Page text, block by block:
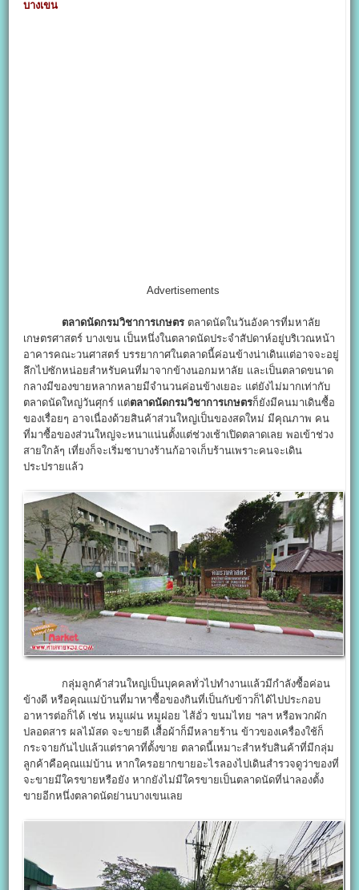
บางเขน
Advertisements
ตลาดนัดกรมวิชาการเกษตร ตลาดนัดในวันอังคารที่มหาลัย
เกษตรศาสตร์ บางเขน เป็นหนึ่งในตลาดนัดประจำสัปดาห์อยู่บริเวณหน้า
อาคารคณะวนศาสตร์ บรรยากาศในตลาดนี้ค่อนข้างน่าเดินแต่อาจจะอยู่
ลึกไปซักหน่อยสำหรับคนที่มาจากข้างนอกมหาลัย และเป็นตลาดขนาด
กลางมีของขายหลากหลายมีจำนวนค่อนข้างเยอะ แต่ยังไม่มากเท่ากับ
ตลาดนัดใหญ่วันศุกร์ แต่ตลาดนัดกรมวิชาการเกษตรก็ยังมีคนมาเดินซื้อ
ของเรื่อยๆ อาจเนื่องด้วยสินค้าส่วนใหญ่เป็นของสดใหม่ มีคุณภาพ คน
ที่มาซื้อของส่วนใหญ่จะหนาแน่นตั้งแต่ช่วงเช้าเปิดตลาดเลย พอเข้าช่วง
สายใกล้ๆ เที่ยงก็จะเริ่มซาบางร้านก้อาจเก็บร้านเพราะคนจะเดิน
ประปรายแล้ว
กลุ่มลูกค้าส่วนใหญ่เป็นบุคคลทั่วไปทำงานแล้วมีกำลังซื้อค่อน
ข้างดี หรือคุณแม่บ้านที่มาหาซื้อของกินที่เป็นกับข้าวก็ได้ไปประกอบ
อาหารต่อก็ได้ เช่น หมูแผ่น หมูฝอย ไส้อั่ว ขนมไทย ฯลฯ หรือพวกผัก
ปลอดสาร ผลไม้สด จะขายดี เสื้อผ้าก็มีหลายร้าน ข้าวของเครื่องใช้ก็
กระจายกันไปแล้วแต่ราคาที่ตั้งขาย ตลาดนี้เหมาะสำหรับสินค้าที่มีกลุ่ม
ลูกค้าคือคุณแม่บ้าน หากใครอยากขายอะไรลองไปเดินสำรวจดูว่าของที่
จะขายมีใครขายหรือยัง หากยังไม่มีใครขายเป็นตลาดนัดที่น่าลองตั้ง
ขายอีกหนึ่งตลาดนัดย่านบางเขนเลย